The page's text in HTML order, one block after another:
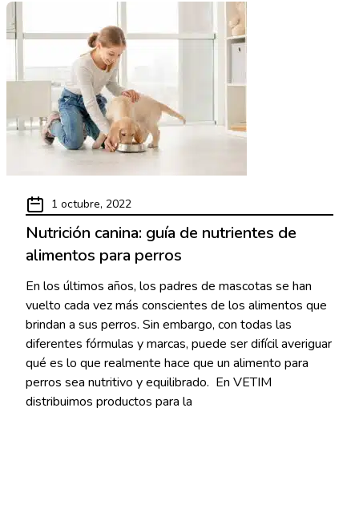
1 octubre, 2022
Nutrición canina: guía de nutrientes de
alimentos para perros
En los últimos años, los padres de mascotas se han
vuelto cada vez más conscientes de los alimentos que
brindan a sus perros. Sin embargo, con todas las
diferentes fórmulas y marcas, puede ser difícil averiguar
qué es lo que realmente hace que un alimento para
perros sea nutritivo y equilibrado. En VETIM
distribuimos productos para la